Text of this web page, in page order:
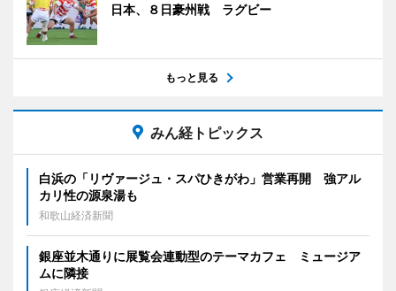
日本、８日豪州戦 ラグビー
もっと見る
みん経トピックス
白浜の「リヴァージュ・スパひきがわ」営業再開 強アル
カリ性の源泉湯も
和歌山経済新聞
銀座並木通りに展覧会連動型のテーマカフェ ミュージア
ムに隣接